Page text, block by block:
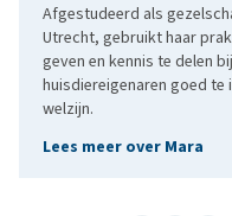
Afgestudeerd als
Utrecht, gebruikt haar
geven en kennis te delen
huisdiereigenaren goed
welzijn.
Lees meer over Mara